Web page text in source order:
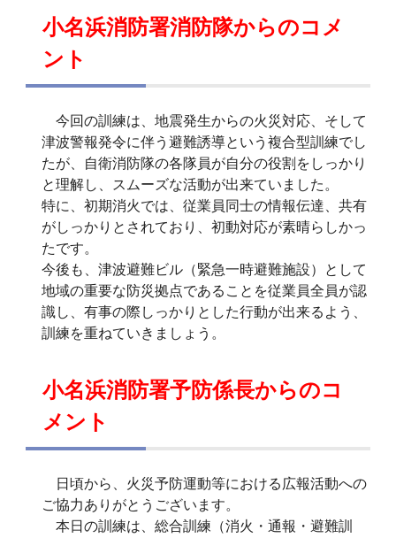
小名浜消防署消防隊からのコメ
ント
今回の訓練は、地震発生からの火災対応、そして
津波警報発令に伴う避難誘導という複合型訓練でし
たが、自衛消防隊の各隊員が自分の役割をしっかり
と理解し、スムーズな活動が出来ていました。
特に、初期消火では、従業員同士の情報伝達、共有
がしっかりとされており、初動対応が素晴らしかっ
たです。
今後も、津波避難ビル（緊急一時避難施設）として
地域の重要な防災拠点であることを従業員全員が認
識し、有事の際しっかりとした行動が出来るよう、
訓練を重ねていきましょう。
小名浜消防署予防係長からのコ
メント
日頃から、火災予防運動等における広報活動への
ご協力ありがとうございます。
本日の訓練は、総合訓練（消火・通報・避難訓